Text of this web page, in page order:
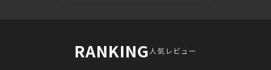
RANKING人気レビュー